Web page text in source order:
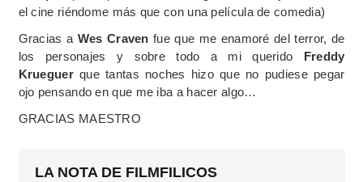
el cine riéndome más que con una película de comedia)
Gracias a Wes Craven fue que me enamoré del terror, de
los personajes y sobre todo a mi querido Freddy
Krueguerque tantas noches hizo que no pudiese pegar
ojo pensando en que me iba a hacer algo…
GRACIAS MAESTRO
LA NOTA DE FILMFILICOS